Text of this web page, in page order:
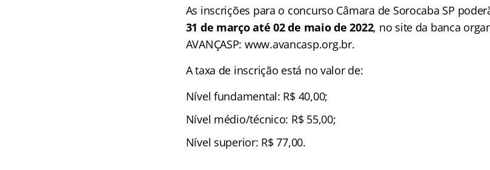
As inscrições para o concurso Câmara de Sorocaba SP
31 de março até 02 de maio de 2022, no site da banca
AVANÇASP: www.avancasp.org.br.
A taxa de inscrição está no valor de:
Nível fundamental: R$ 40,00;
Nível médio/técnico: R$ 55,00;
Nível superior: R$ 77,00.